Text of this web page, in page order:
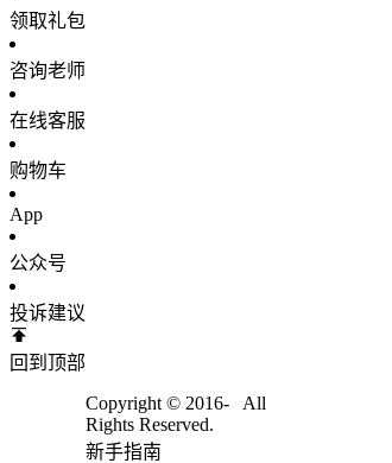
领取礼包
咨询老师
在线客服
购物车
App
公众号
投诉建议
回到顶部
Copyright © 2016-
All
Rights Reserved.
新手指南